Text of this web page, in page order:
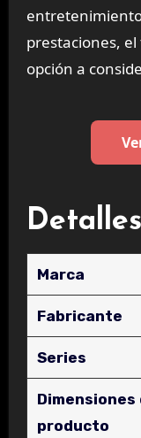
prestaciones,
opción a
Marca
Fabricante
Series
Dimensiones
producto